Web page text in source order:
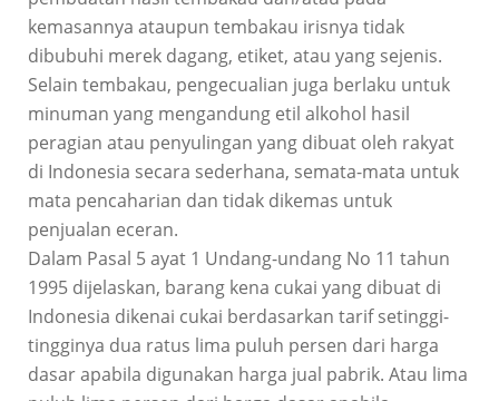
kemasannya ataupun tembakau irisnya tidak
dibubuhi merek dagang, etiket, atau yang sejenis.
Selain tembakau, pengecualian juga berlaku untuk
minuman yang mengandung etil alkohol hasil
peragian atau penyulingan yang dibuat oleh rakyat
di Indonesia secara sederhana, semata-mata untuk
mata pencaharian dan tidak dikemas untuk
penjualan eceran.
Dalam Pasal 5 ayat 1 Undang-undang No 11 tahun
1995 dijelaskan, barang kena cukai yang dibuat di
Indonesia dikenai cukai berdasarkan tarif setinggi-
tingginya dua ratus lima puluh persen dari harga
dasar apabila digunakan harga jual pabrik. Atau lima